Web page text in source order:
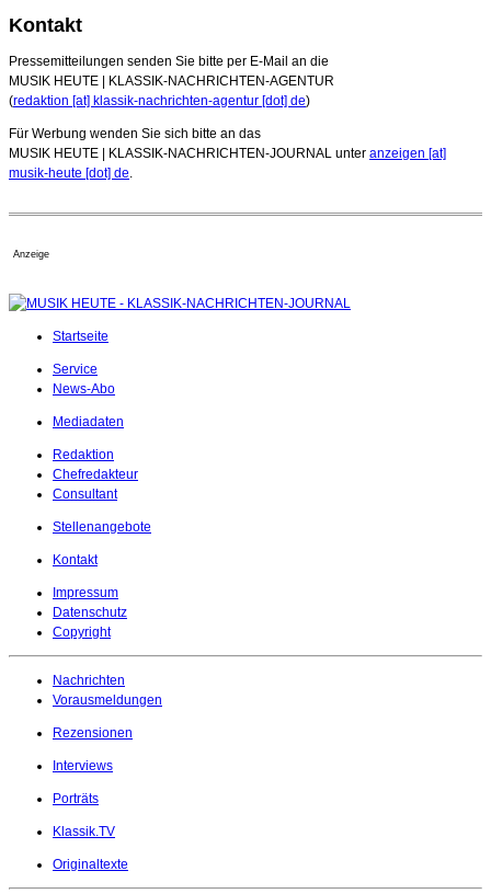
Kontakt
Pressemitteilungen senden Sie bitte per E-Mail an die
MUSIK HEUTE | KLASSIK-NACHRICHTEN-AGENTUR
(redaktion [at] klassik-nachrichten-agentur [dot] de)
Für Werbung wenden Sie sich bitte an das
MUSIK HEUTE | KLASSIK-NACHRICHTEN-JOURNAL unter anzeigen [at]
musik-heute [dot] de.
Anzeige
Startseite
Service
News-Abo
Mediadaten
Redaktion
Chefredakteur
Consultant
Stellenangebote
Kontakt
Impressum
Datenschutz
Copyright
Nachrichten
Vorausmeldungen
Rezensionen
Interviews
Porträts
Klassik.TV
Originaltexte